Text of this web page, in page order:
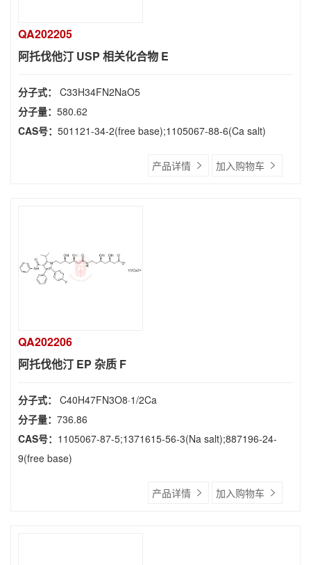
QA202205
阿托伐他汀 USP 相关化合物 E
分子式： C33H34FN2NaO5
分子量： 580.62
CAS号： 501121-34-2(free base);1105067-88-6(Ca salt)
产品详情 加入购物车
QA202206
阿托伐他汀 EP 杂质 F
分子式： C40H47FN3O8·1/2Ca
分子量： 736.86
CAS号： 1105067-87-5;1371615-56-3(Na salt);887196-24-
9(free base)
产品详情 加入购物车